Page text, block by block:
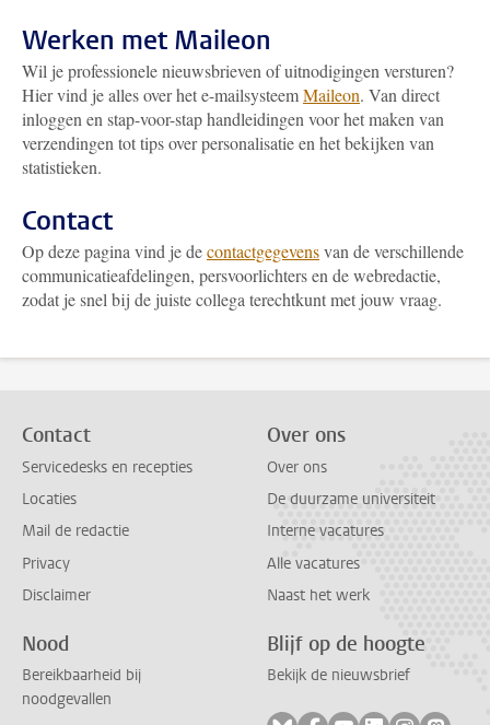
Werken met Maileon
Wil je professionele nieuwsbrieven of uitnodigingen versturen?
Hier vind je alles over het e-mailsysteemMaileon. Van direct
inloggen en stap-voor-stap handleidingen voor het maken van
verzendingen tot tips over personalisatie en het bekijken van
statistieken.
Contact
Op deze pagina vind je decontactgegevensvan de verschillende
communicatieafdelingen, persvoorlichters en de webredactie,
zodat je snel bij de juiste collega terechtkunt met jouw vraag.
Contact
Servicedesks en recepties
Locaties
Mail de redactie
Privacy
Disclaimer
Over ons
Over ons
De duurzame universiteit
Interne vacatures
Alle vacatures
Naast het werk
Nood
Bereikbaarheid bij
noodgevallen
Blijf op de hoogte
Bekijk de nieuwsbrief